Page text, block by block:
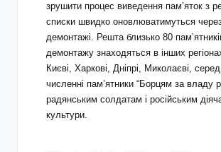
зрушити процес виведення пам’яток з
списки швидко оновлюватимуться
демонтажі. Решта близько 80
демонтажу знаходяться в інших
Києві, Харкові, Дніпрі, Миколаєві,
численні пам’ятники “Борцям за владу
радянським солдатам і російським
культури.